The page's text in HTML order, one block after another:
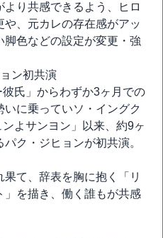
り共感できるよう、ヒロ
、元カレの存在感がアッ
色などの設定が変更・強
ン初共演
氏」からわずか3ヶ月での
に乗っていソ・イングク
よサンヨン」以来、約9ヶ
ク・ジヒョンが初共演。
て、辞表を胸に抱く「リ
」を描き、働く誰もが共感